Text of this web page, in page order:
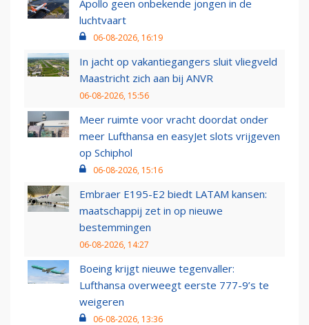
Apollo geen onbekende jongen in de
luchtvaart
06-08-2026, 16:19
In jacht op vakantiegangers sluit vliegveld
Maastricht zich aan bij ANVR
06-08-2026, 15:56
Meer ruimte voor vracht doordat onder
meer Lufthansa en easyJet slots vrijgeven
op Schiphol
06-08-2026, 15:16
Embraer E195-E2 biedt LATAM kansen:
maatschappij zet in op nieuwe
bestemmingen
06-08-2026, 14:27
Boeing krijgt nieuwe tegenvaller:
Lufthansa overweegt eerste 777-9’s te
weigeren
06-08-2026, 13:36